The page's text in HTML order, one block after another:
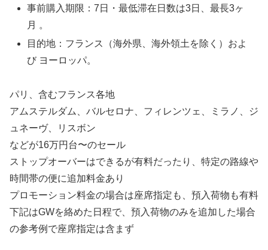
事前購入期限：7日・最低滞在日数は3日、最長3ヶ
月 。
目的地：フランス（海外県、海外領土を除く）およ
び ヨーロッパ。
パリ、含むフランス各地
アムステルダム、バルセロナ、フィレンツェ、ミラノ、ジ
ュネーヴ、リスボン
などが16万円台〜のセール
ストップオーバーはできるが有料だったり、特定の路線や
時間帯の便に追加料金あり
プロモーション料金の場合は座席指定も、預入荷物も有料
下記はGWを絡めた日程で、預入荷物のみを追加した場合
の参考例で座席指定は含まず